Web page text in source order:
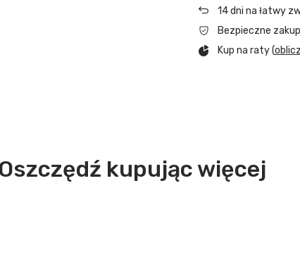
14dni na łatwy
Bezpieczne
Kup na raty (
Oszczędź kupując więcej